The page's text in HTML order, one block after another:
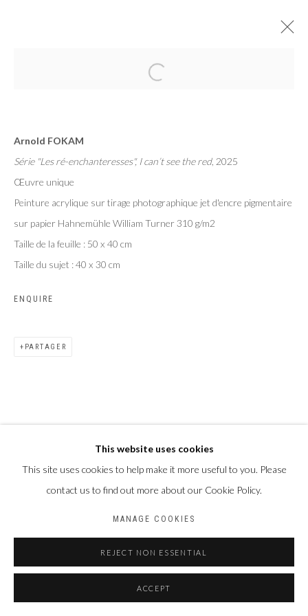
WILFRIED MBIDA & ARNOLD FOKAM
Privacy Policy Manage cookies
COPYRIGHT CP ART 2026 SITE BY ARTLOGIC
This website uses cookies
This site uses cookies to help make it more useful to you. Please
contact us to find out more about our Cookie Policy.
MANAGE COOKIES
REJECT NON ESSENTIAL
ACCEPT
Arnold FOKAM
Série "Les ré-enchanteresses", I can’t see the red, 2025
Œuvre unique
Peinture acrylique sur tirage photographique jet d'encre pigmentaire
sur papier Hahnemühle William Turner 310 g/m2
Taille de la feuille : 50 x 40 cm
Taille du sujet : 40 x 30 cm
ENQUIRE
PARTAGER